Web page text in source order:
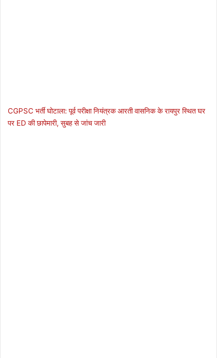
CGPSC भर्ती घोटाला: पूर्व परीक्षा नियंत्रक आरती वासनिक के रायपुर स्थित घर
पर ED की छापेमारी, सुबह से जांच जारी